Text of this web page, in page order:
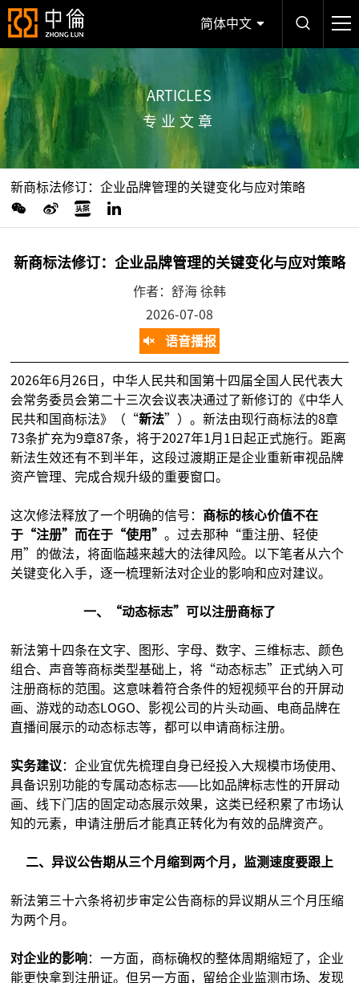
简体中文
ARTICLES
专业文章
新商标法修订：企业品牌管理的关键变化与应对策略
新商标法修订：企业品牌管理的关键变化与应对策略
作者：舒海 徐韩
2026-07-08
语音播报
2026年6月26日，中华人民共和国第十四届全国人民代表大
会常务委员会第二十三次会议表决通过了新修订的《中华人
民共和国商标法》（“新法”）。新法由现行商标法的8章
73条扩充为9章87条，将于2027年1月1日起正式施行。距离
新法生效还有不到半年，这段过渡期正是企业重新审视品牌
资产管理、完成合规升级的重要窗口。
这次修法释放了一个明确的信号： 商标的核心价值不在
于“注册”而在于“使用” 。过去那种“重注册、轻使
用”的做法，将面临越来越大的法律风险。以下笔者从六个
关键变化入手，逐一梳理新法对企业的影响和应对建议。
一、“动态标志”可以注册商标了
新法第十四条在文字、图形、字母、数字、三维标志、颜色
组合、声音等商标类型基础上，将“动态标志”正式纳入可
注册商标的范围。这意味着符合条件的短视频平台的开屏动
画、游戏的动态LOGO、影视公司的片头动画、电商品牌在
直播间展示的动态标志等，都可以申请商标注册。
实务建议 ：企业宜优先梳理自身已经投入大规模市场使用、
具备识别功能的专属动态标志——比如品牌标志性的开屏动
画、线下门店的固定动态展示效果，这类已经积累了市场认
知的元素，申请注册后才能真正转化为有效的品牌资产。
二、异议公告期从三个月缩到两个月，监测速度要跟上
新法第三十六条将初步审定公告商标的异议期从三个月压缩
为两个月。
对企业的影响：一方面，商标确权的整体周期缩短了，企业
能更快拿到注册证。但另一方面，留给企业监测市场、发现